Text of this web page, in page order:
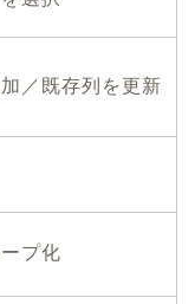
／既存列を更新
プ化